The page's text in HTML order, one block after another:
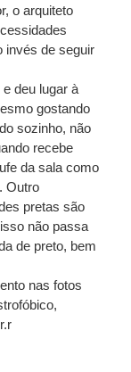
o arquiteto
invés de seguir
deu lugar à
gostando
sozinho, não
recebe
da sala como
Outro
pretas são
não passa
de preto, bem
nas fotos